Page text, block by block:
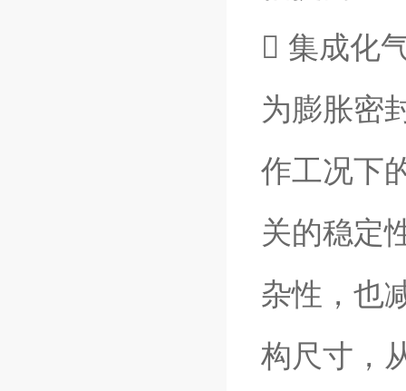
 集成化
为膨胀密
作工况下
关的稳定
杂性，也
构尺寸，